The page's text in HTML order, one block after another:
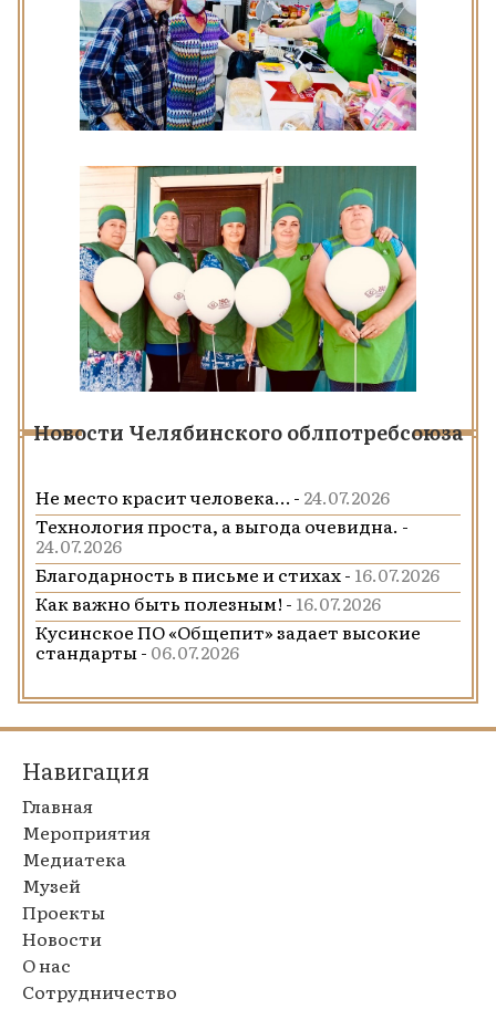
Новости Челябинского облпотребсоюза
Не место красит человека… - 24.07.2026
Технология проста, а выгода очевидна. -
24.07.2026
Благодарность в письме и стихах - 16.07.2026
Как важно быть полезным! - 16.07.2026
Кусинское ПО «Общепит» задает высокие
стандарты - 06.07.2026
Навигация
Главная
Мероприятия
Медиатека
Музей
Проекты
Новости
О нас
Сотрудничество